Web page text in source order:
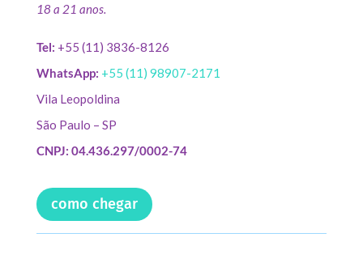
18 a 21 anos.
Tel: +55 (11) 3836-8126
WhatsApp: +55 (11) 98907-2171
Vila Leopoldina
São Paulo – SP
CNPJ: 04.436.297/0002-74
como chegar